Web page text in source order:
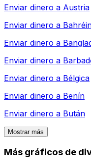
Enviar dinero a Austria
Enviar dinero a
Enviar dinero a
Enviar dinero a
Enviar dinero a Bélgica
Enviar dinero a Benín
Enviar dinero a Bután
Mostrar más
Más gráficos de